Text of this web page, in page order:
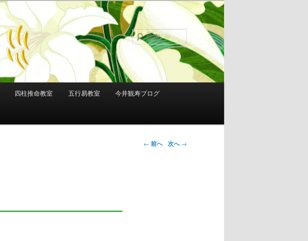
索
四柱推命教室 五行易教室 今井観寿ブログ
投稿ナビゲ
← 前へ 次へ→